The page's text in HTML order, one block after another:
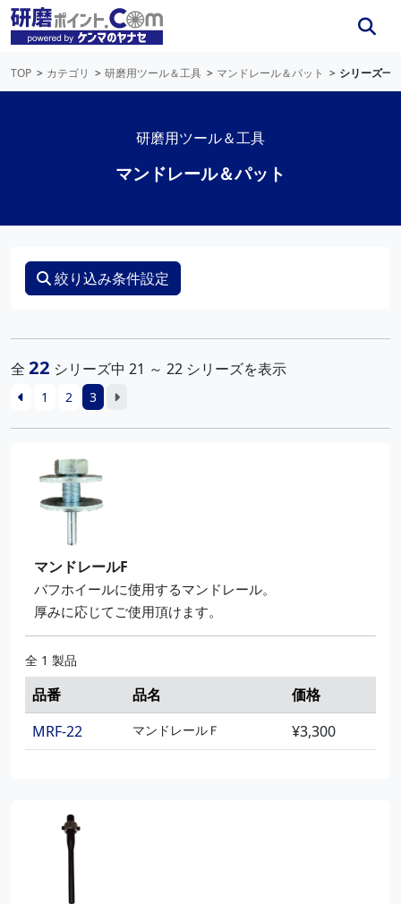
TOP カテゴリ 研磨用ツール＆工具 マンドレール＆パット シリーズ一
研磨用ツール＆工具
マンドレール＆パット
絞り込み条件設定
全 22 シリーズ中 21 ～ 22 シリーズを表示
1 2 3
マンドレールF
バフホイールに使用するマンドレール。
厚みに応じてご使用頂けます。
全 1 製品
品番 品名
価格
MRF-22
マンドレールＦ ¥3,300